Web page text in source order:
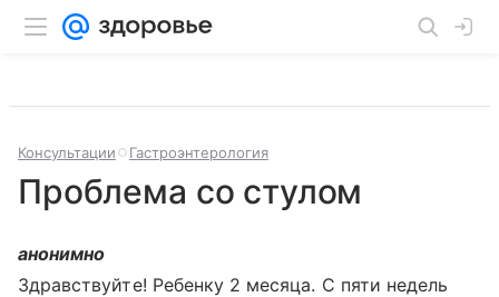
Консультации Гастроэнтерология
Проблема со стулом
анонимно
Здравствуйте! Ребенку 2 месяца. С пяти недель